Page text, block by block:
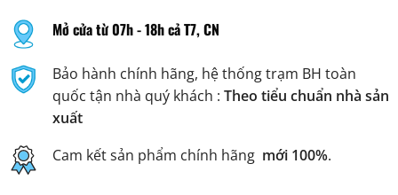
Mở cửa từ 07h - 18h cả T7, CN
Bảo hành chính hãng, hệ thống trạm BH toàn
quốc tận nhà quý khách : Theo tiểu chuẩn nhà sản
xuất
Cam kết sản phẩm chính hãng mới 100%.